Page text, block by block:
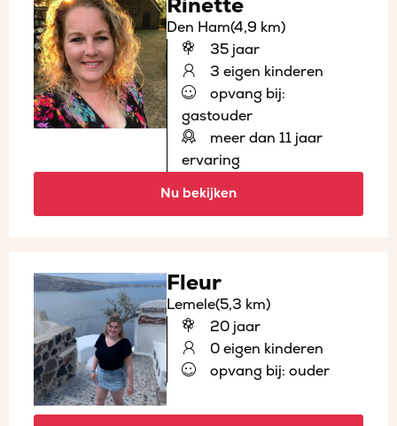
Rinette
Den Ham(4,9 km)
35 jaar
3 eigen kinderen
opvang bij:
gastouder
meer dan 11 jaar
ervaring
Nu bekijken
Fleur
Lemele(5,3 km)
20 jaar
0 eigen kinderen
opvang bij: ouder